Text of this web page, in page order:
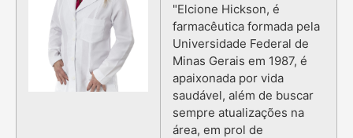
"Elcione Hickson, é
farmacêutica formada pela
Universidade Federal de
Minas Gerais em 1987, é
apaixonada por vida
saudável, além de buscar
sempre atualizações na
área, em prol de